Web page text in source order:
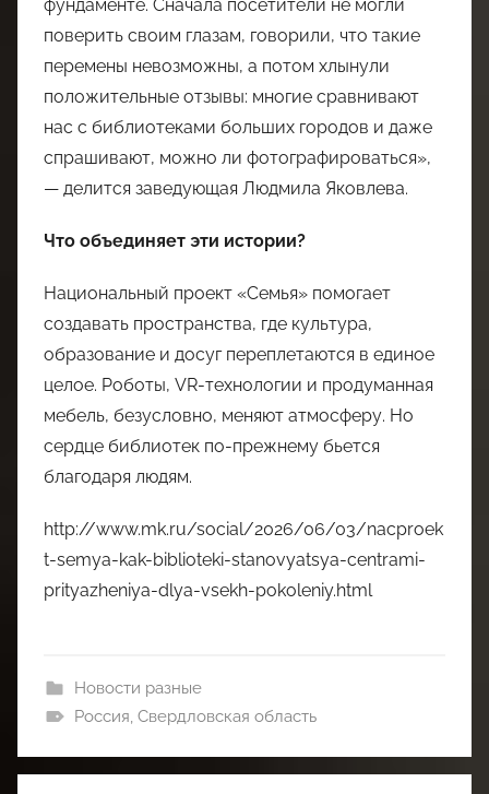
фундаменте. Сначала посетители не могли
поверить своим глазам, говорили, что такие
перемены невозможны, а потом хлынули
положительные отзывы: многие сравнивают
нас с библиотеками больших городов и даже
спрашивают, можно ли фотографироваться»,
— делится заведующая Людмила Яковлева.
Что объединяет эти истории?
Национальный проект «Семья» помогает
создавать пространства, где культура,
образование и досуг переплетаются в единое
целое. Роботы, VR-технологии и продуманная
мебель, безусловно, меняют атмосферу. Но
сердце библиотек по-прежнему бьется
благодаря людям.
http://www.mk.ru/social/2026/06/03/nacproek
t-semya-kak-biblioteki-stanovyatsya-centrami-
prityazheniya-dlya-vsekh-pokoleniy.html
Новости разные
Россия Свердловская область